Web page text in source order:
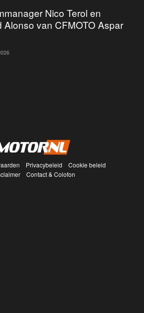
Nico Terol en
Alonso van CFMOTO Aspar
Privacybeleid
Cookie beleid
Contact & Colofon